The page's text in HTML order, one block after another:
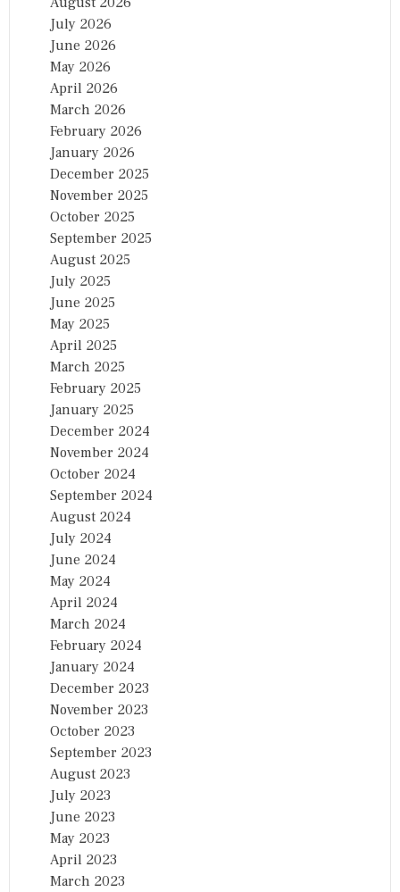
July 2026
June 2026
May 2026
April 2026
March 2026
February 2026
January 2026
December 2025
November 2025
October 2025
September 2025
August 2025
July 2025
June 2025
May 2025
April 2025
March 2025
February 2025
January 2025
December 2024
November 2024
October 2024
September 2024
August 2024
July 2024
June 2024
May 2024
April 2024
March 2024
February 2024
January 2024
December 2023
November 2023
October 2023
September 2023
August 2023
July 2023
June 2023
May 2023
April 2023
March 2023